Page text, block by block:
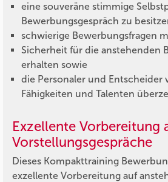
eine souveräne stimmige
Bewerbungsgespräch zu
schwierige Bewerbungsfragen
Sicherheit für die anstehenden
erhalten sowie
die Personaler und Entscheider
Fähigkeiten und Talenten
Exzellente Vorbereitung
Vorstellungsgespräche
Dieses Kompakttraining
exzellente Vorbereitung auf